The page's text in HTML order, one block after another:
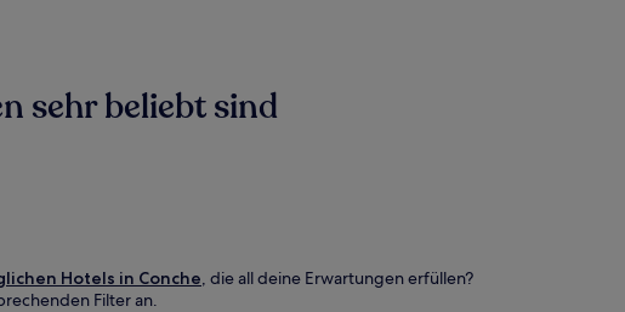
sehr beliebt sind
Hotels in Conche, die all deine Erwartungen erfüllen?
Filter an.